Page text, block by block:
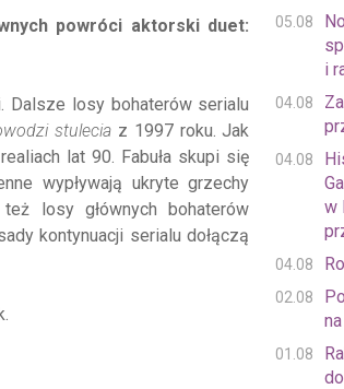
powróci aktorski duet:
Dalsze losy bohaterów serialu
stulecia z 1997 roku. Jak
lat 90. Fabuła skupi się
wypływają ukryte grzechy
losy głównych bohaterów
kontynuacji serialu dołączą
05.08
i
04.08
04.08
w
04.08
02.08
01.08